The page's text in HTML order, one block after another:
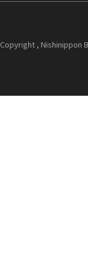
Copyright , Nishinippon